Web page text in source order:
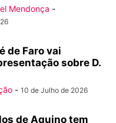
Mendonça -
de Faro vai
sobre D.
- 10 de Julho de 2026
de Aquino tem